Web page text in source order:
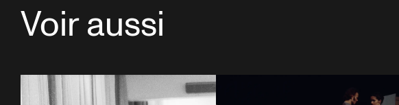
Voir aussi